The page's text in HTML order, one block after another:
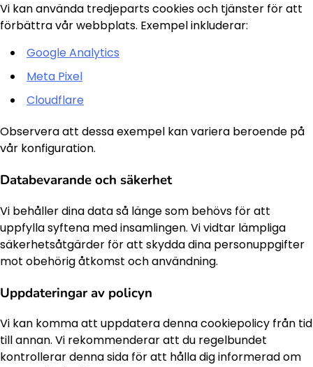
Vi kan använda tredjeparts cookies och tjänster för att
förbättra vår webbplats. Exempel inkluderar:
Google Analytics
Meta Pixel
Cloudflare
Observera att dessa exempel kan variera beroende på
vår konfiguration.
Databevarande och säkerhet
Vi behåller dina data så länge som behövs för att
uppfylla syftena med insamlingen. Vi vidtar lämpliga
säkerhetsåtgärder för att skydda dina personuppgifter
mot obehörig åtkomst och användning.
Uppdateringar av policyn
Vi kan komma att uppdatera denna cookiepolicy från tid
till annan. Vi rekommenderar att du regelbundet
kontrollerar denna sida för att hålla dig informerad om